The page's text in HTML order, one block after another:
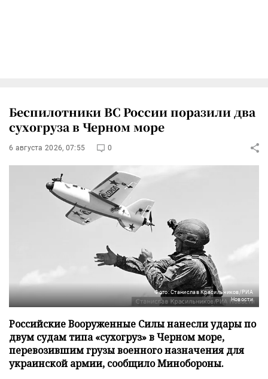
Беспилотники ВС России поразили два
сухогруза в Черном море
6 августа 2026, 07:55 0
Фото: Станислав Красильников/РИА
Новости
Российские Вооруженные Силы нанесли удары по
двум судам типа «сухогруз» в Черном море,
перевозившим грузы военного назначения для
украинской армии, сообщило Минобороны.